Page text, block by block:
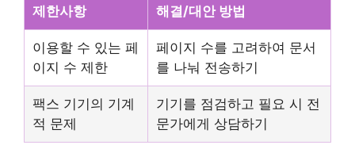
제한사항 해결/대안 방법
이용할 수 있는 페
이지 수 제한
페이지 수를 고려하여 문서
를 나눠 전송하기
팩스 기기의 기계
적 문제
기기를 점검하고 필요 시 전
문가에게 상담하기